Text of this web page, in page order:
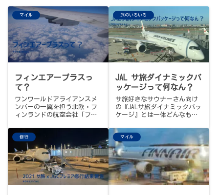
マイル
フィンエアープラスっ
て？
ワンワールドアライアンスメ
ンバーの一翼を担う北欧・フ
ィンランドの航空会社「フィ
グラム「フィンエアーポイン
ト」とは？メリットデメリッ
トからお得な活用法までさら
っとご紹介。
旅のいろいろ
JAL サ旅ダイナミックパ
ッケージって何なん？
サ旅好きなサウナーさん向け
の『JALサ旅ダイナミックパッ
ケージ』とは一体どんなもな
ススメの活用法をお伝えしま
す。
修行 マイル